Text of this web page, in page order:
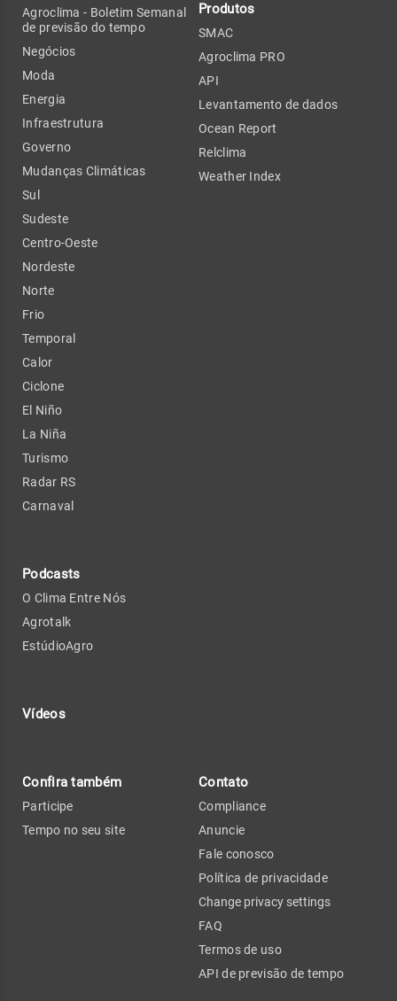
Agroclima - Boletim Semanal
de previsão do tempo
Negócios
Moda
Energia
Infraestrutura
Governo
Mudanças Climáticas
Sul
Sudeste
Centro-Oeste
Nordeste
Norte
Frio
Temporal
Calor
Ciclone
El Niño
La Niña
Turismo
Radar RS
Carnaval
Podcasts
O Clima Entre Nós
Agrotalk
EstúdioAgro
Vídeos
Produtos
SMAC
Agroclima PRO
API
Levantamento de dados
Ocean Report
Relclima
Weather Index
Confira também
Participe
Tempo no seu site
Contato
Compliance
Anuncie
Fale conosco
Política de privacidade
Change privacy settings
FAQ
Termos de uso
API de previsão de tempo